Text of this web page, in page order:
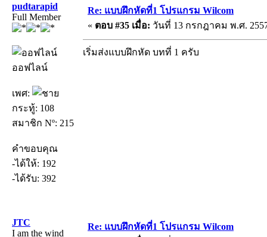
pudtarapid
Full Member
ออฟไลน์
เพศ:
กระทู้: 108
สมาชิก Nº: 215
คำขอบคุณ
-ได้ให้: 192
-ได้รับ: 392
Re: แบบฝึกหัดที่1 โปรแกรม Wilcom
« ตอบ #35 เมื่อ: วันที่ 13 กรกฎาคม พ.ศ.
เริ่มส่งแบบฝึกหัด บทที่ 1 ครับ
JTC
I am the wind
Re: แบบฝึกหัดที่1 โปรแกรม Wilcom